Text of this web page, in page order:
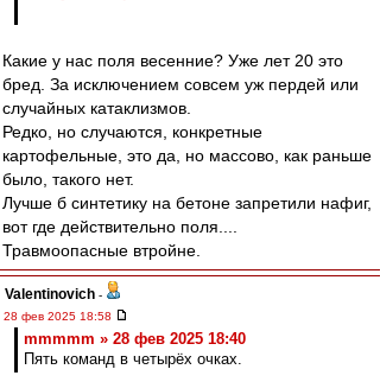
Какие у нас поля весенние? Уже лет 20 это
бред. За исключением совсем уж пердей или
случайных катаклизмов.
Редко, но случаются, конкретные
картофельные, это да, но массово, как раньше
было, такого нет.
Лучше б синтетику на бетоне запретили нафиг,
вот где действительно поля....
Травмоопасные втройне.
Valentinovich -
28 фев 2025 18:58
mmmmm » 28 фев 2025 18:40
Пять команд в четырёх очках.